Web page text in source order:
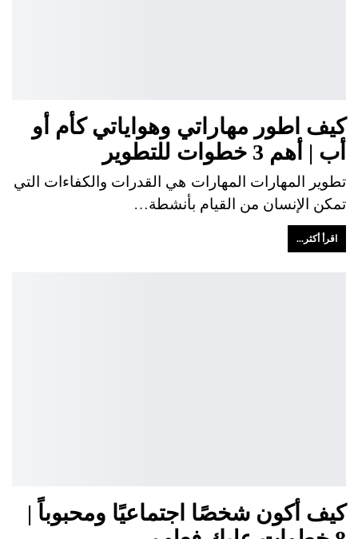
كيف اطور مهاراتي وهواياتي كأم أو
أب | أهم 3 خطوات للتطوير
تطوير المهارات المهارات هي القدرات والكفاءات التي
تمكن الإنسان من القيام بأنشطة…
اقرأ أكثر...
كيف أكون شخصًا اجتماعيًا ومحبوباً |